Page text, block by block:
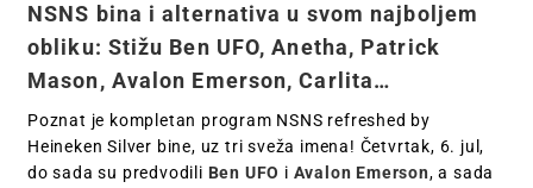
NSNS bina i alternativa u svom najboljem
obliku: Stižu Ben UFO, Anetha, Patrick
Mason, Avalon Emerson, Carlita…
Poznat je kompletan program NSNS refreshed by
Heineken Silver bine, uz tri sveža imena! Četvrtak, 6. jul,
do sada su predvodili Ben UFO i Avalon Emerson, a sada